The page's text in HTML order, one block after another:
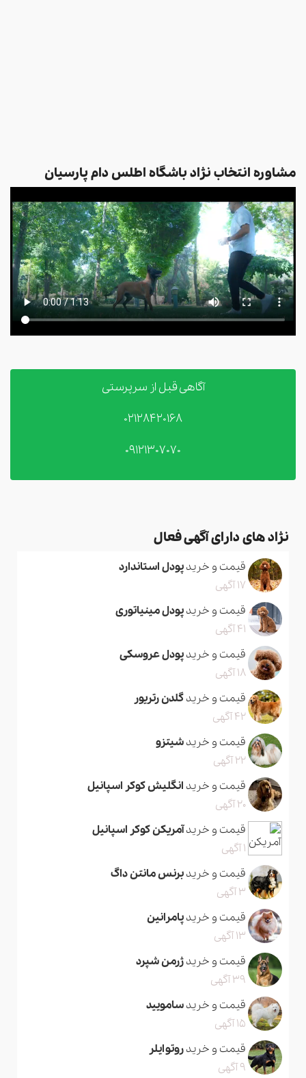
مشاوره انتخاب نژاد باشگاه اطلس دام پارسیان
آگاهی قبل از سرپرستی
02128420168
09121307070
نژاد های دارای آگهی فعال
قیمت و خریدپودل استاندارد
17 آگهی
قیمت و خریدپودل مینیاتوری
41 آگهی
قیمت و خریدپودل عروسکی
18 آگهی
قیمت و خریدگلدن رتریور
42 آگهی
قیمت و خریدشیتزو
22 آگهی
قیمت و خرید انگلیش کوکر اسپانیل
20 آگهی
قیمت و خریدآمریکن کوکر اسپانیل
1 آگهی
قیمت و خریدبرنس مانتن داگ
3 آگهی
قیمت و خریدپامرانین
13 آگهی
قیمت و خریدژرمن شپرد
39 آگهی
قیمت و خریدسامویید
15 آگهی
قیمت و خریدروتوایلر
9 آگهی